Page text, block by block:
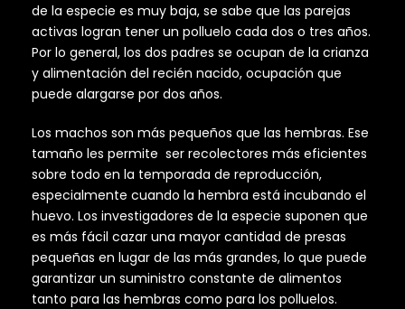
de la especie es muy baja, se sabe que las parejas
activas logran tener un polluelo cada dos o tres años.
Por lo general, los dos padres se ocupan de la crianza
y alimentación del recién nacido, ocupación que
puede alargarse por dos años.
Los machos son más pequeños que las hembras. Ese
tamaño les permite ser recolectores más eficientes
sobre todo en la temporada de reproducción,
especialmente cuando la hembra está incubando el
huevo. Los investigadores de la especie suponen que
es más fácil cazar una mayor cantidad de presas
pequeñas en lugar de las más grandes, lo que puede
garantizar un suministro constante de alimentos
tanto para las hembras como para los polluelos.